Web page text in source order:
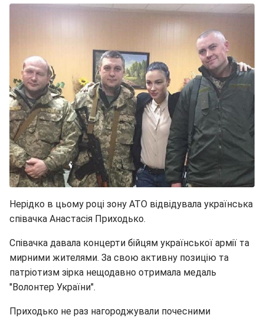
Нерідко в цьому році зону АТО відвідувала українська
співачка Анастасія Приходько.
Співачка давала концерти бійцям української армії та
мирними жителями. За свою активну позицію та
патріотизм зірка нещодавно отримала медаль
"Волонтер України".
Приходько не раз нагороджували почесними